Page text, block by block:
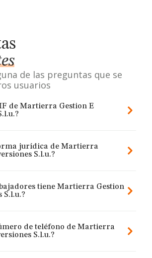
de las preguntas que se
usuarios
de Martierra Gestion E
jurídica de Martierra
S.l.u.?
tiene Martierra Gestion
S.l.u.?
de teléfono de Martierra
S.l.u.?